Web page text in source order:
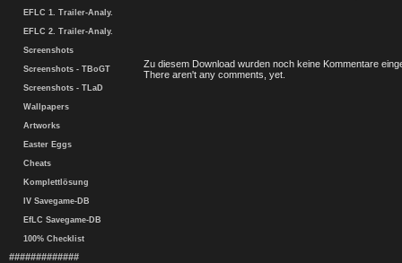
EFLC 1. Trailer-Analy.
EFLC 2. Trailer-Analy.
Screenshots
Screenshots - TBoGT
Screenshots - TLaD
Wallpapers
Artworks
Easter Eggs
Cheats
Komplettlösung
IV Savegame-DB
EfLC Savegame-DB
100% Checklist
#############
Zu diesem Download wurden noch keine Kommentare
There aren't any comments, yet.